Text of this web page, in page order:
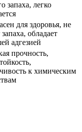
запаха, легко
для здоровья, не
обладает
адгезией
прочность,
к химическим